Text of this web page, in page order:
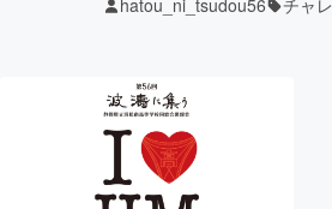
ターン
ジェクト
ロジ
アート・写真
テクノロジー・ガジェット
hatou_ni_tsudou56 チャ